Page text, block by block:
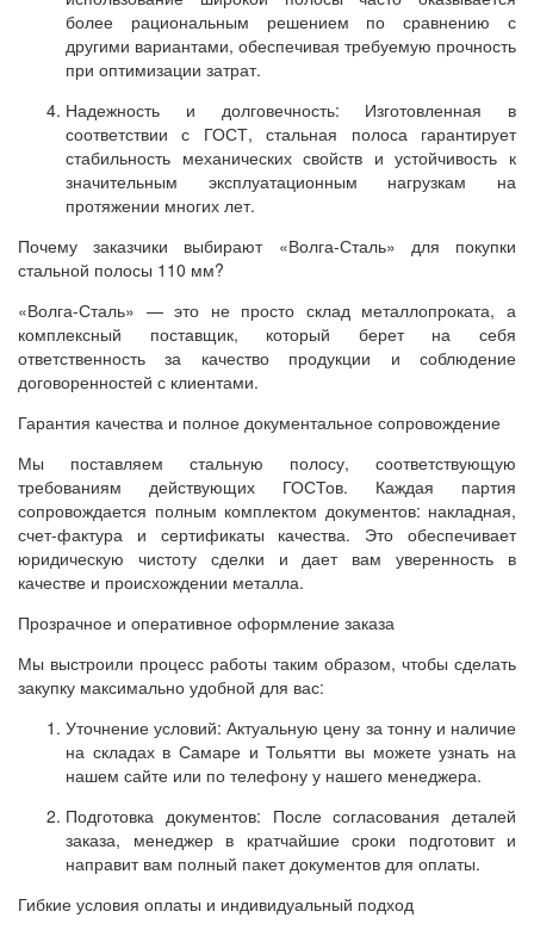
более рациональным решением по сравнению с
другими вариантами, обеспечивая требуемую прочность
при оптимизации затрат.
Надежность и долговечность: Изготовленная в
соответствии с ГОСТ, стальная полоса гарантирует
стабильность механических свойств и устойчивость к
значительным эксплуатационным нагрузкам на
протяжении многих лет.
Почему заказчики выбирают «Волга-Сталь» для покупки
стальной полосы 110 мм?
«Волга-Сталь» — это не просто склад металлопроката, а
комплексный поставщик, который берет на себя
ответственность за качество продукции и соблюдение
договоренностей с клиентами.
Гарантия качества и полное документальное сопровождение
Мы поставляем стальную полосу, соответствующую
требованиям действующих ГОСТов. Каждая партия
сопровождается полным комплектом документов: накладная,
счет-фактура и сертификаты качества. Это обеспечивает
юридическую чистоту сделки и дает вам уверенность в
качестве и происхождении металла.
Прозрачное и оперативное оформление заказа
Мы выстроили процесс работы таким образом, чтобы сделать
закупку максимально удобной для вас:
Уточнение условий: Актуальную цену за тонну и наличие
на складах в Самаре и Тольятти вы можете узнать на
нашем сайте или по телефону у нашего менеджера.
Подготовка документов: После согласования деталей
заказа, менеджер в кратчайшие сроки подготовит и
направит вам полный пакет документов для оплаты.
Гибкие условия оплаты и индивидуальный подход